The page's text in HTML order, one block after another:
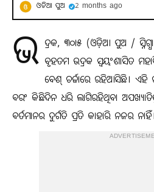
ଓଡିଆ ପୁଅ 2 months ago
ଭ ଦ୍ରକ, ୩୦ା୫ (ଓଡ଼ିଆ ପୁଅ /
ବୃହତମ ଭଦ୍ରକ ସ୍ୱୟଂଶାସିତ
ବେଶ୍ ଚର୍ଚ୍ଚାରେ ରହିଆସିଛି। ଏହି
ବରଂ କିଛିଦିନ ଧରି ଲାଗିରହିଥିବା
ବର୍ତମାନର ଦୁର୍ଗତି ପ୍ରତି କାହାରି ନଜର ନାହିଁ।